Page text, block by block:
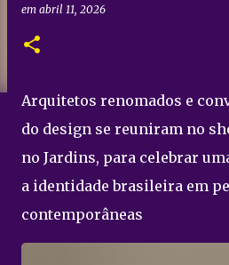
em abril 11, 2026
Arquitetos renomados e
do design se reuniram no
no Jardins, para celebrar
a identidade brasileira em
contemporâneas